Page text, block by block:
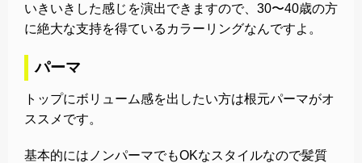
いきいきした感じを演出できますので、30〜40歳の方
に絶大な支持を得ているカラーリングなんですよ。
パーマ
トップにボリューム感を出したい方は根元パーマがオ
ススメです。
基本的にはノンパーマでもOKなスタイルなので髪質